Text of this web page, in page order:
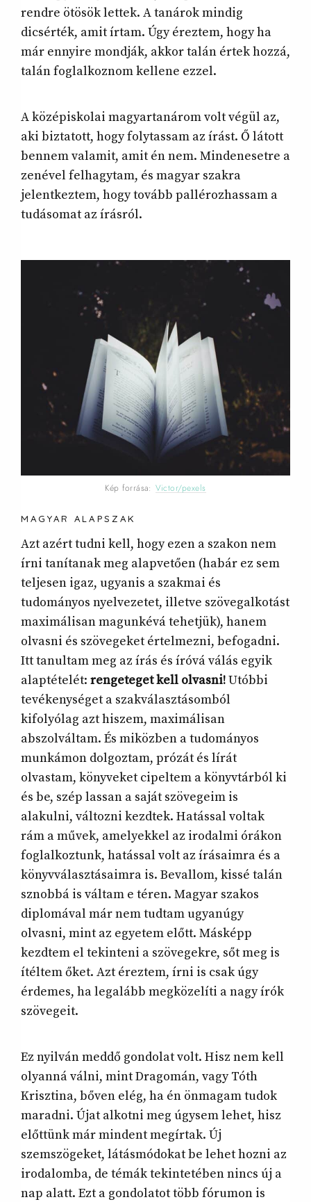
rendre ötösök lettek. A tanárok mindig
dicsérték, amit írtam. Úgy éreztem, hogy ha
már ennyire mondják, akkor talán értek hozzá,
talán foglalkoznom kellene ezzel.
A középiskolai magyartanárom volt végül az,
aki biztatott, hogy folytassam az írást. Ő látott
bennem valamit, amit én nem. Mindenesetre a
zenével felhagytam, és magyar szakra
jelentkeztem, hogy tovább pallérozhassam a
tudásomat az írásról.
Kép forrása: Victor/pexels
MAGYAR ALAPSZAK
Azt azért tudni kell, hogy ezen a szakon nem
írni tanítanak meg alapvetően (habár ez sem
teljesen igaz, ugyanis a szakmai és
tudományos nyelvezetet, illetve szövegalkotást
maximálisan magunkévá tehetjük), hanem
olvasni és szövegeket értelmezni, befogadni.
Itt tanultam meg az írás és íróvá válás egyik
alaptételét: rengeteget kell olvasni!Utóbbi
tevékenységet a szakválasztásomból
kifolyólag azt hiszem, maximálisan
abszolváltam. És miközben a tudományos
munkámon dolgoztam, prózát és lírát
olvastam, könyveket cipeltem a könyvtárból ki
és be, szép lassan a saját szövegeim is
alakulni, változni kezdtek. Hatással voltak
rám a művek, amelyekkel az irodalmi órákon
foglalkoztunk, hatással volt az írásaimra és a
könyvválasztásaimra is. Bevallom, kissé talán
sznobbá is váltam e téren. Magyar szakos
diplomával már nem tudtam ugyanúgy
olvasni, mint az egyetem előtt. Másképp
kezdtem el tekinteni a szövegekre, sőt meg is
ítéltem őket. Azt éreztem, írni is csak úgy
érdemes, ha legalább megközelíti a nagy írók
szövegeit.
Ez nyilván meddő gondolat volt. Hisz nem kell
olyanná válni, mint Dragomán, vagy Tóth
Krisztina, bőven elég, ha én önmagam tudok
maradni. Újat alkotni meg úgysem lehet, hisz
előttünk már mindent megírtak. Új
szemszögeket, látásmódokat be lehet hozni az
irodalomba, de témák tekintetében nincs új a
nap alatt. Ezt a gondolatot több fórumon is